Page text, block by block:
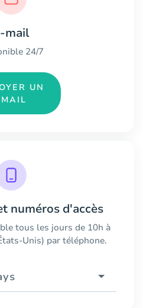
mail
24/7
UN
numéros d'accès
tous les jours de 10h à
Unis) par téléphone.